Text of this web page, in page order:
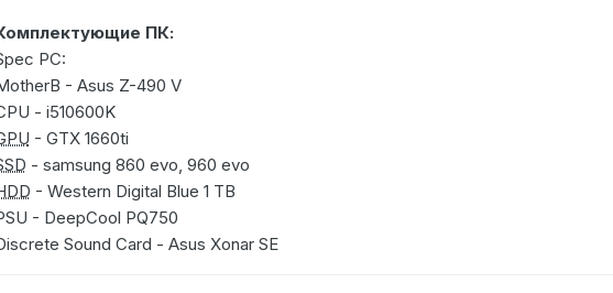
ПК:
PC:
- Asus Z-490 V
- i510600K
- GTX 1660ti
- samsung 860 evo, 960 evo
- Western Digital Blue 1 TB
- DeepCool PQ750
Sound Card - Asus Xonar SE